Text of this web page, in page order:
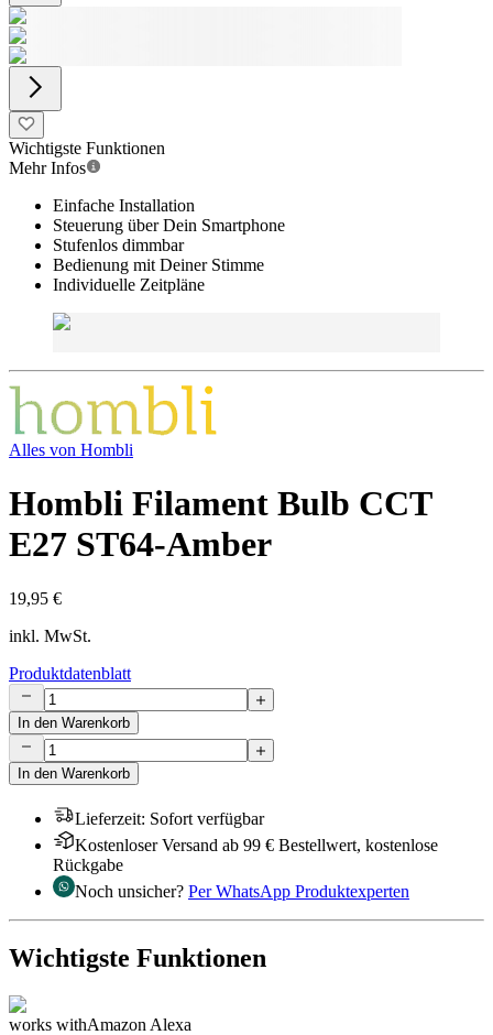
Wichtigste Funktionen
Mehr Infos
Einfache Installation
Steuerung über Dein Smartphone
Stufenlos dimmbar
Bedienung mit Deiner Stimme
Individuelle Zeitpläne
Alles von Hombli
Hombli Filament Bulb CCT
E27 ST64-Amber
19,95 €
inkl. MwSt.
Produktdatenblatt
In den Warenkorb
In den Warenkorb
Lieferzeit: Sofort verfügbar
Kostenloser Versand ab 99 € Bestellwert, kostenlose
Rückgabe
Noch unsicher? Per WhatsApp Produktexperten
Wichtigste Funktionen
works withAmazon Alexa